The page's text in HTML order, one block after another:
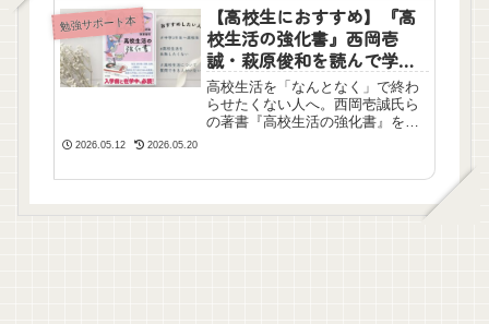
勉強サポート本
【高校生におすすめ】『高
校生活の強化書』西岡壱
誠・萩原俊和を読んで学べ
たこと
高校生活を「なんとなく」で終わ
らせたくない人へ。西岡壱誠氏ら
の著書『高校生活の強化書』をレ
2026.05.12 2026.05.20